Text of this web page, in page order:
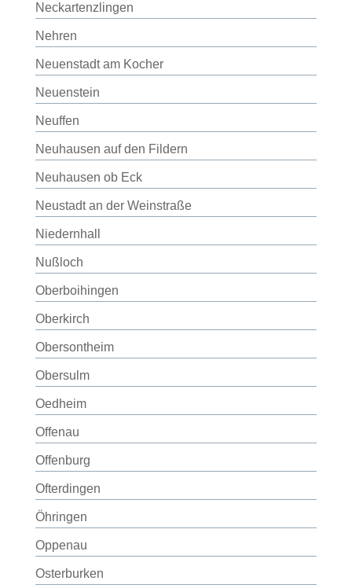
Neckartenzlingen
Nehren
Neuenstadt am Kocher
Neuenstein
Neuffen
Neuhausen auf den Fildern
Neuhausen ob Eck
Neustadt an der Weinstraße
Niedernhall
Nußloch
Oberboihingen
Oberkirch
Obersontheim
Obersulm
Oedheim
Offenau
Offenburg
Ofterdingen
Öhringen
Oppenau
Osterburken